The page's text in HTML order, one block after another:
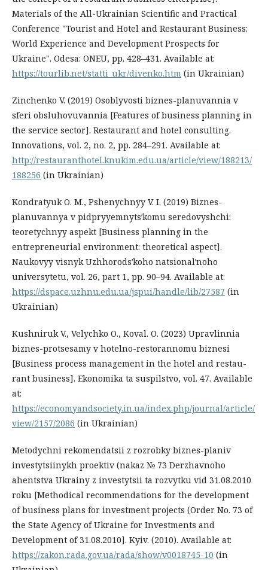
Materials of the All-Ukrainian Scientific and Practical
Conference "Tourist and Hotel and Restaurant Business:
World Experience and Development Prospects for
Ukraine". Odesa: ONEU, pр. 428–431. Available at:
https://tourlib.net/statti_ukr/divenko.htm (in Ukrainian)
Zinchenko V. (2019) Osoblyvosti biznes-planuvannia v
sferi obsluhovuvannia [Features of business planning in
the service sector]. Restaurant and hotel consulting.
Innovations, vol. 2, no. 2, pp. 284–291. Available at:
http://restauranthotel.knukim.edu.ua/article/view/188213/
188256 (in Ukrainian)
Kondratyuk O. M., Pshenychnyy V. І. (2019) Biznes-
planuvannya v pidpryyemnytsʹkomu seredovyshchi:
teoretychnyy aspekt [Business planning in the
entrepreneurial environment: theoretical aspect].
Naukovyy visnyk Uzhhorodsʹkoho natsionalʹnoho
universytetu, vol. 26, part 1, pp. 90–94. Available at:
https://dspace.uzhnu.edu.ua/jspui/handle/lib/27587 (in
Ukrainian)
Kushniruk V., Velychko O., Koval. O. (2023) Upravlinnia
biznes-protsesamy v hotelno-restorannomu biznesi
[Business process management in the hotel and restau-
rant business]. Ekonomika ta suspilstvo, vol. 47. Available
at:
https://economyandsociety.in.ua/index.php/journal/article/
view/2157/2086 (in Ukrainian)
Metodychni rekomendatsii z rozrobky biznes-planiv
investytsiinykh proektiv (nakaz № 73 Derzhavnoho
ahentstva Ukrainy z investytsii ta rozvytku vid 31.08.2010
roku [Methodical recommendations for the development
of business plans for investment projects (Order No. 73 of
the State Agency of Ukraine for Investments and
Development of 31.08.2010]. Kyiv. (2010). Available at:
https://zakon.rada.gov.ua/rada/show/v0018745-10 (in